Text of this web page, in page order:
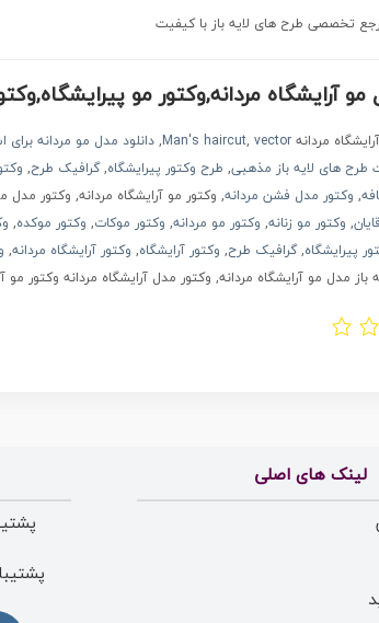
تخصصی طرح های لایه باز با کیفیت
آرایشگاه مردانه,وکتور مو
مردانه Man's haircut, vector
, دانلود مدل مو مردانه برای
طرح های لایه باز مذهبی, طرح وکتور پیرایشگاه,گرافیک طرح,
, وکتور مدل فشن مردانه, وکتور مو آرایشگاه مردانه, وکتور مدل
, وکتور مو زنانه, وکتور مو مردانه, وکتور موکات, وکتور موکده,
پیرایشگاه,گرافیک طرح, وکتور آرایشگاه, وکتور آرایشگاه مردانه,
باز مدل مو آرایشگاه مردانه, وکتور مدل آرایشگاه مردانه وکتور مو
لینک های اصلی